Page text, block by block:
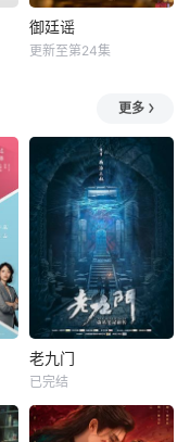
御廷谣
更新至第24集
更多
老九门
已完结